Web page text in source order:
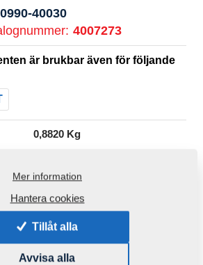
40030
4007273
är brukbar även för följande
0,8820 Kg
Mer information
Hantera cookies
Tillåt alla
Avvisa alla